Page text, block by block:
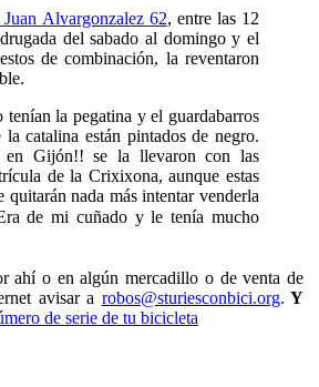
Juan Alvargonzalez 62, entre las 12
del sabado al domingo y el
de combinación, la reventaron
tenían la pegatina y el guardabarros
catalina están pintados de negro.
en Gijón!! se la llevaron con las
de la Crixixona, aunque estas
quitarán nada más intentar venderla
de mi cuñado y le tenía mucho
ahí o en algún mercadillo o de venta de
avisar a robos@sturiesconbici.org. Y
de serie de tu bicicleta